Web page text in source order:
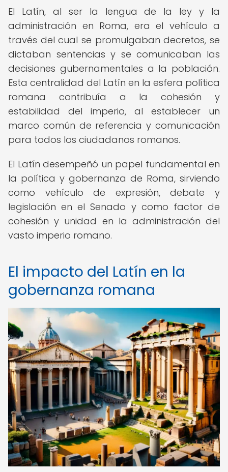
El Latín, al ser la lengua de la ley y la
administración en Roma, era el vehículo a
través del cual se promulgaban decretos, se
dictaban sentencias y se comunicaban las
decisiones gubernamentales a la población.
Esta centralidad del Latín en la esfera política
romana contribuía a la cohesión y
estabilidad del imperio, al establecer un
marco común de referencia y comunicación
para todos los ciudadanos romanos.
El Latín desempeñó un papel fundamental en
la política y gobernanza de Roma, sirviendo
como vehículo de expresión, debate y
legislación en el Senado y como factor de
cohesión y unidad en la administración del
vasto imperio romano.
El impacto del Latín en la
gobernanza romana